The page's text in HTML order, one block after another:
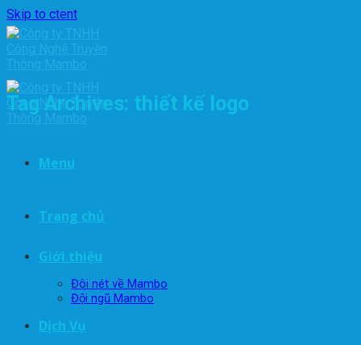
Skip to ctent
Menu
Trang chủ
Giới thiệu
Đôi nét về Mambo
Đội ngũ Mambo
Dịch Vụ
Tag Archives: thiết kế logo